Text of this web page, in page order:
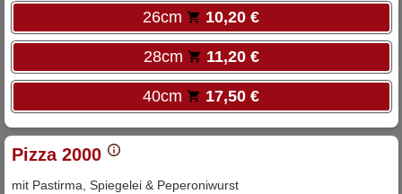
26cm 10,20 €
28cm 11,20 €
40cm 17,50 €
Pizza 2000
mit Pastirma, Spiegelei & Peperoniwurst